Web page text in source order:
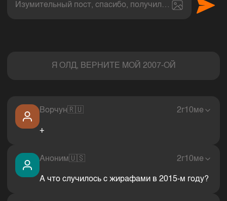
Изумительный пост, спасибо, получил величайшее
Я ОЛД, ВЕРНИТЕ МОЙ 2007-ОЙ
Ворчун🇷🇺 2г10ме
+
Аноним🇺🇸 2г10ме
А что случилось с жирафами в 2015-м году?